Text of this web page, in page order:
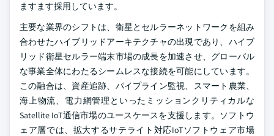
ますます採用しています。
主要な業界のシフトは、衛星とセルラーネットワークを組み
合わせたハイブリッドアーキテクチャの出現であり、ハイブ
リッド衛星セルラー端末市場の成長を加速させ、グローバル
な事業全体にわたるシームレスな接続を可能にしています。
この融合は、資産追跡、パイプライン監視、スマート農業、
海上物流、電力網管理といったミッションクリティカルな
Satellite IoT通信市場のユースケースを支援します。ソフトウ
ェア層では、拡大するサテライト対応IoTソフトウェア市場